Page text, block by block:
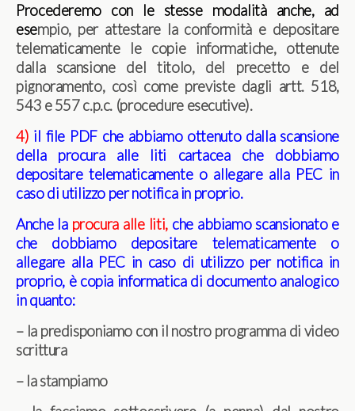
Procederemo con le stesse modalità anche, ad
esempio, per attestare la conformità e depositare
telematicamente le copie informatiche, ottenute
dalla scansione del titolo, del precetto e del
pignoramento, così come previste dagli artt. 518,
543 e 557 c.p.c. (procedure esecutive).
4) il file PDF che abbiamo ottenuto dalla scansione
della procura alle liti cartacea che dobbiamo
depositare telematicamente o allegare alla PEC in
caso di utilizzo per notifica in proprio.
Anche la procura alle liti,che abbiamo scansionato e
che dobbiamo depositare telematicamente o
allegare alla PEC in caso di utilizzo per notifica in
proprio, è copia informatica di documento analogico
in quanto:
– la predisponiamo con il nostro programma di video
scrittura
– la stampiamo